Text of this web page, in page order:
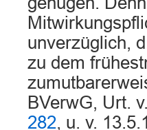
unverzüglich,
zu dem
BVerwG, Urt.
282, u. v.